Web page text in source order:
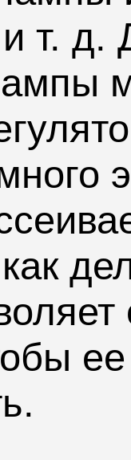
т. д.